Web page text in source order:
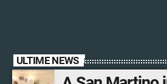
ULTIME NEWS